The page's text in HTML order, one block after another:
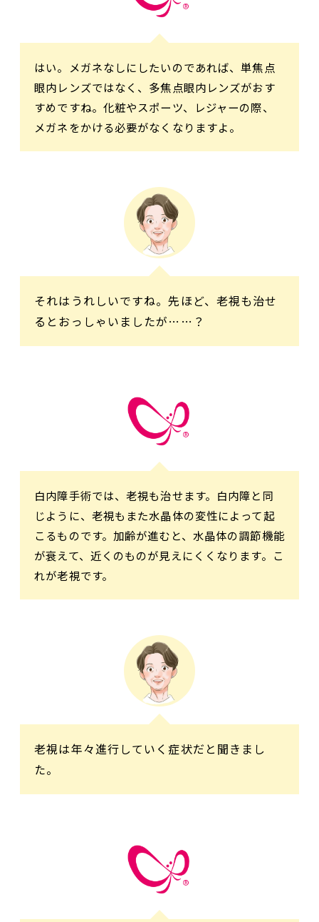
はい。メガネなしにしたいのであれば、単焦点
眼内レンズではなく、多焦点眼内レンズがおす
すめですね。化粧やスポーツ、レジャーの際、
メガネをかける必要がなくなりますよ。
それはうれしいですね。先ほど、老視も治せ
るとおっしゃいましたが……？
白内障手術では、老視も治せます。白内障と同
じように、老視もまた水晶体の変性によって起
こるものです。加齢が進むと、水晶体の調節機能
が衰えて、近くのものが見えにくくなります。こ
れが老視です。
老視は年々進行していく症状だと聞きまし
た。